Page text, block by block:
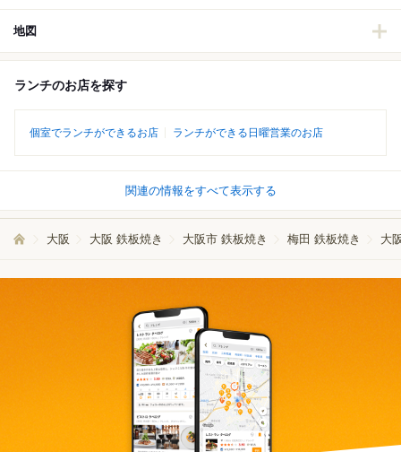
地図
ランチのお店を探す
個室でランチができるお店 ランチができる日曜営業のお店
関連の情報をすべて表示する
大阪 大阪 鉄板焼き 大阪市 鉄板焼き 梅田 鉄板焼き 大